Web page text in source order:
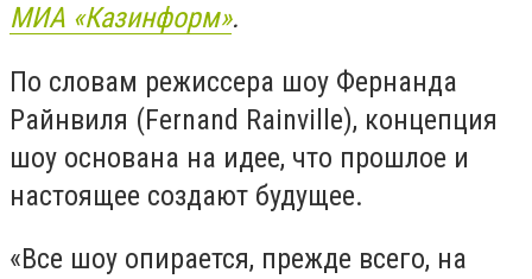
МИА «Казинформ».
По словам режиссера шоу Фернанда
Райнвиля (Fernand Rainville), концепция
шоу основана на идее, что прошлое и
настоящее создают будущее.
«Все шоу опирается, прежде всего, на